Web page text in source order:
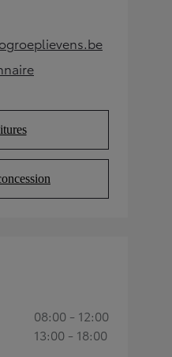
in new tab)
tab)
in new tab)
in new tab)
08:00 - 12:00
13:00 - 18:00